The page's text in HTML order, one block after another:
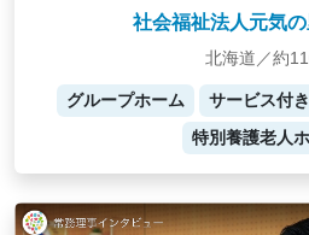
社会福祉法人元気
北海道／約
グループホーム サービス付
特別養護老人